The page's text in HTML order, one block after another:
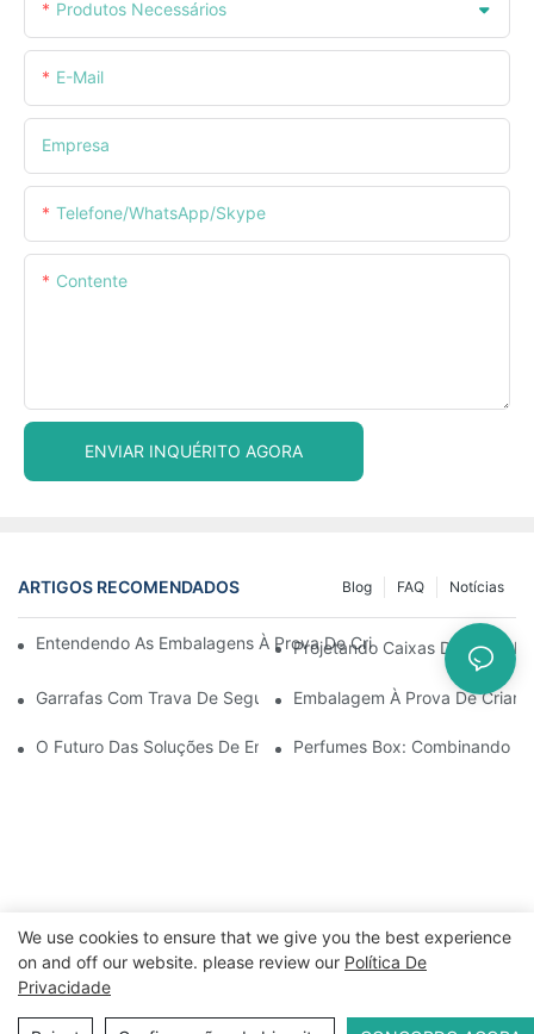
Produtos Necessários
E-Mail
Empresa
Telefone/WhatsApp/Skype
Contente
ENVIAR INQUÉRITO AGORA
ARTIGOS RECOMENDADOS Notícias
FAQ
Blog
Entendendo As Embalagens À Prova De Crianças: Garantindo
Projetando Caixas De Metal
Garrafas Com Trava De Segurança Para Crianças: O Que
Embalagem À Prova De
O Futuro Das Soluções De Embalagens À Prova De Crianças
Perfumes Box: Combinando
Direitos autorais © 2024 WWW.ECCODY.COM |
| Política de Privacidade
We use cookies to ensure that we give you the best experience
on and off our website. please review our Política De
Privacidade